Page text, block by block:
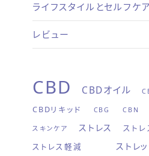
ライフスタイルとセルフケア
レビュー
CBD CBDオイル
CBDリキッド CBG CBN
スキンケア ストレス スト
ストレス軽減
ストレ